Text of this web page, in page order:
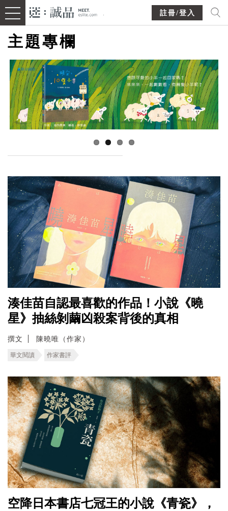
註冊/登入
主題專欄
湊佳苗自認最喜歡的作品！小說《曉
星》抽絲剝繭凶殺案背後的真相
撰文 陳曉唯（作家）
華文閱讀 作家書評
空降日本書店七冠王的小說《青瓷》，